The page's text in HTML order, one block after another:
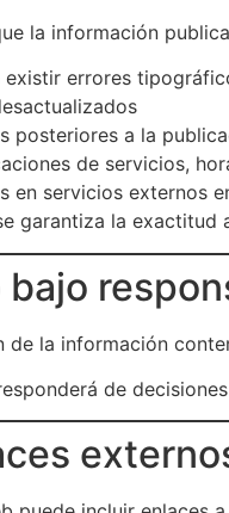
la información
existir errores
posteriores a la
de servicios,
en servicios externos
garantiza la
bajo
de la información
de